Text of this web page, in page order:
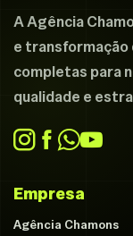
A Agência
e
completas para
qualidade e
Empresa
Agência Chamons